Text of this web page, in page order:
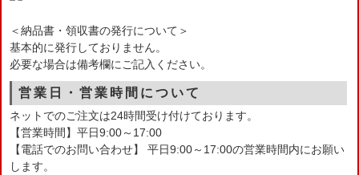
＜納品書・領収書の発行について＞
基本的に発行しておりません。
必要な場合は備考欄にご記入ください。
営業日・営業時間について
ネットでのご注文は24時間受け付けております。
【営業時間】平日9:00～17:00
【電話でのお問い合わせ】 平日9:00～17:00の営業時間内にお願い
します。